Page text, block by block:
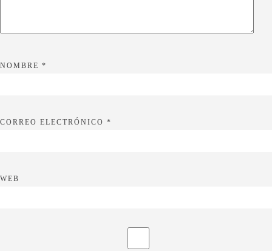
NOMBRE *
CORREO ELECTRÓNICO *
WEB